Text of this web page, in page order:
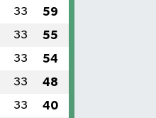
33 59
33 55
33 54
33 48
33 40